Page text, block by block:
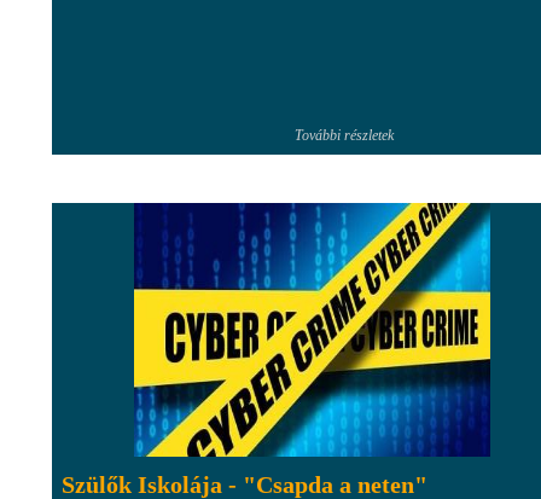
További részletek
Szülők Iskolája - "Csapda a neten"